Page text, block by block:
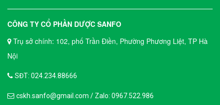
CÔNG TY CỔ PHẦN DƯỢC SANFO
Trụ sở chính: 102, phố Trần Điền, Phường Phương Liệt, TP Hà
Nội
SĐT: 024.234.88666
cskh.sanfo@gmail.com / Zalo: 0967.522.986